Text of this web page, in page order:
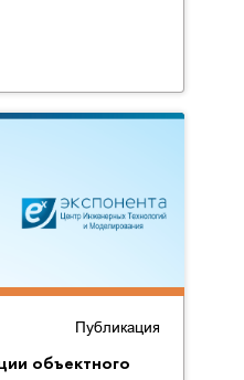
Публикация
объектного